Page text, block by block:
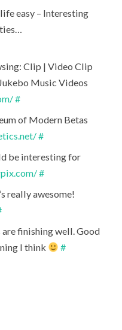
easy – Interesting
Clip | Video Clip
Music Videos
#
of Modern Betas
#
be interesting for
#
really awesome!
finishing well. Good
I think
#